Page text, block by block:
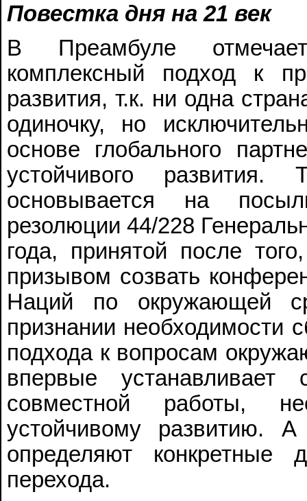
Повестка дня на 21 век
В Преамбуле
комплексный подход к
развития, т.к. ни одна
одиночку, но
основе глобального
устойчивого развития.
основывается на
резолюции 44/228
года, принятой после
призывом созвать
Наций по окружающей
признании необходимости
подхода к вопросам
впервые устанавливает
совместной работы,
устойчивому развитию.
определяют конкретные
перехода.